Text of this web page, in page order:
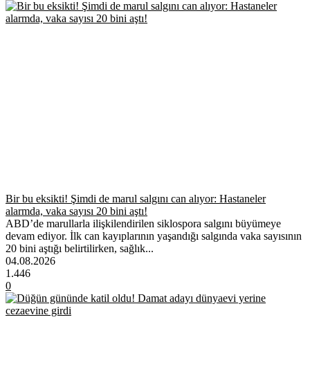
Bir bu eksikti! Şimdi de marul salgını can alıyor: Hastaneler
alarmda, vaka sayısı 20 bini aştı!
ABD’de marullarla ilişkilendirilen siklospora salgını büyümeye
devam ediyor. İlk can kayıplarının yaşandığı salgında vaka sayısının
20 bini aştığı belirtilirken, sağlık...
04.08.2026
1.446
0